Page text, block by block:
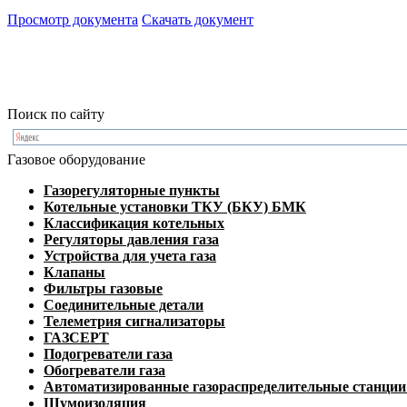
Просмотр документа Скачать документ
Поиск по сайту
Газовое оборудование
Газорегуляторные пункты
Котельные установки ТКУ (БКУ) БМК
Классификация котельных
Регуляторы давления газа
Устройства для учета газа
Клапаны
Фильтры газовые
Соединительные детали
Телеметрия сигнализаторы
ГАЗСЕРТ
Подогреватели газа
Обогреватели газа
Автоматизированные газораспределительные
Шумоизоляция